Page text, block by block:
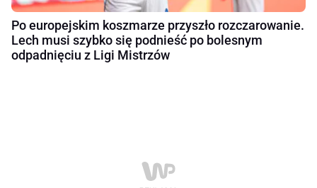
Po europejskim koszmarze przyszło rozczarowanie.
Lech musi szybko się podnieść po bolesnym
odpadnięciu z Ligi Mistrzów